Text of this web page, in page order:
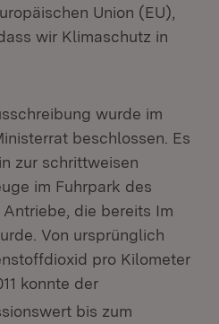
Union (EU),
wir Klimaschutz in
wurde im
beschlossen. Es
zur schrittweisen
im Fuhrpark des
die bereits Im
Von ursprünglich
pro Kilometer
konnte der
bis zum